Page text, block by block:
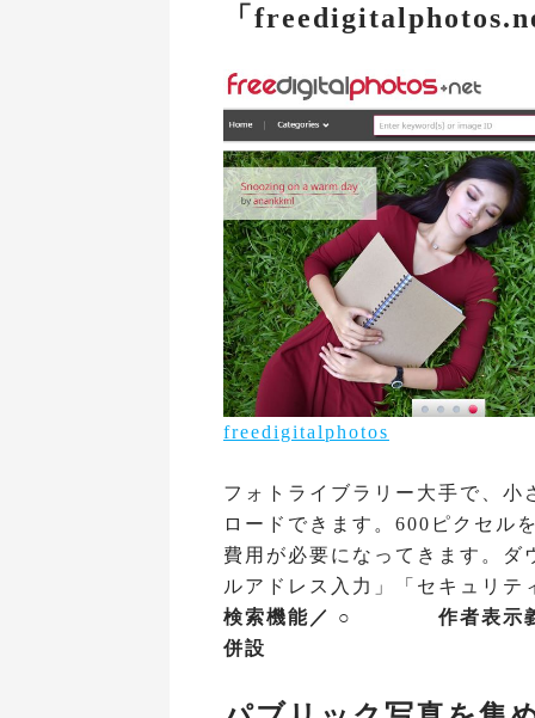
「
freedigitalphotos
フォトライブラリー大手で、
ロードできます。600ピクセル
費用が必要になってきます。
ルアドレス入力」「セキュリ
検索機能／ ○ 作者表示
併設